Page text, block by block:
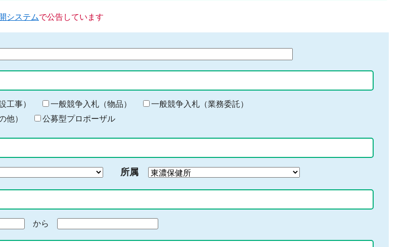
システムで公告しています
工事） 一般競争入札（物品）
一般競争入札（業務委託）
他）
公募型プロポーザル
所属
から